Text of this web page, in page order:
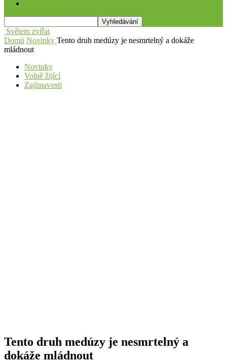
Světem zvířat
Domů Novinky Tento druh medúzy je nesmrtelný a dokáže
mládnout
Novinky
Volně žijící
Zajímavosti
Tento druh medúzy je nesmrtelný a
dokáže mládnout